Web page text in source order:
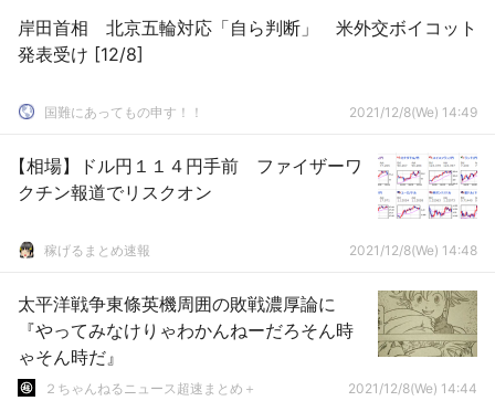
岸田首相 北京五輪対応「自ら判断」 米外交ボイコット
発表受け [12/8]
国難にあってもの申す！！ 2021/12/8(We) 14:49
【相場】ドル円１１４円手前 ファイザーワ
クチン報道でリスクオン
稼げるまとめ速報 2021/12/8(We) 14:48
太平洋戦争東條英機周囲の敗戦濃厚論に
『やってみなけりゃわかんねーだろそん時
ゃそん時だ』
２ちゃんねるニュース超速まとめ＋ 2021/12/8(We) 14:44